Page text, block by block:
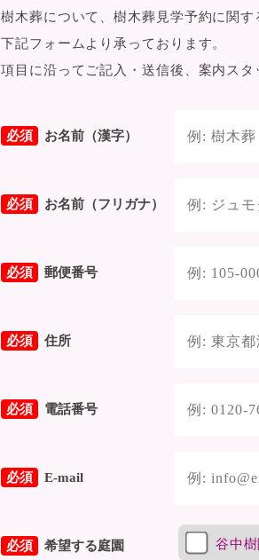
樹木葬について、樹木葬見学予約に関す
下記フォームより承っております。
項目に沿ってご記入・送信後、案内スタ
必須 お名前（漢字）
必須 お名前（フリガナ）
必須 郵便番号
必須 住所
必須 電話番号
必須 E-mail
必須 希望する庭園 谷中